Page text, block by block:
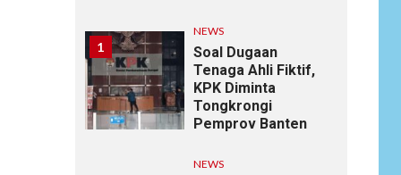
1
NEWS
Soal Dugaan
Tenaga Ahli Fiktif,
KPK Diminta
Tongkrongi
Pemprov Banten
NEWS